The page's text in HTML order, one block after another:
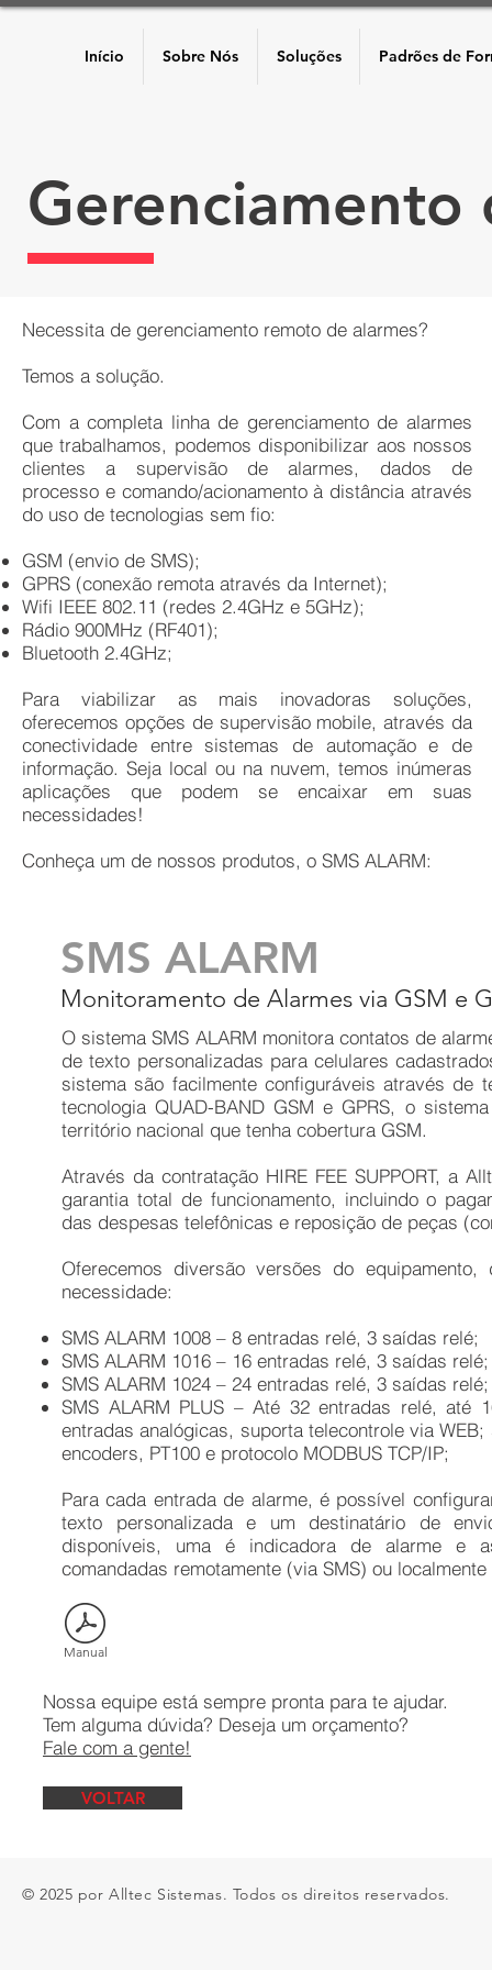
Início Sobre Nós Soluções Padrões de
Gerenciamento
Necessita de gerenciamento remoto de alarmes?
Temos a solução.
Com a completa linha de gerenciamento de alarmes
que trabalhamos, podemos disponibilizar aos nossos
clientes a supervisão de alarmes, dados de
processo e comando/acionamento à distância através
do uso de tecnologias sem fio:
GSM (envio de SMS);
GPRS (conexão remota através da Internet);
Wifi IEEE 802.11 (redes 2.4GHz e 5GHz);
Rádio 900MHz (RF401);
Bluetooth 2.4GHz;
Para viabilizar as mais inovadoras soluções,
oferecemos opções de supervisão mobile, através da
conectividade entre sistemas de automação e de
informação. Seja local ou na nuvem, temos inúmeras
aplicações que podem se encaixar em suas
necessidades!
Conheça um de nossos produtos, o SMS ALARM:
SMS ALARM
Monitoramento de Alarmes via GSM e
O sistema SMS ALARM monitora contatos de
de texto personalizadas para celulares
sistema são facilmente configuráveis através de
tecnologia QUAD-BAND GSM e GPRS, o
território nacional que tenha cobertura GSM.
Através da contratação HIRE FEE SUPPORT, a
garantia total de funcionamento, incluindo o
das despesas telefônicas e reposição de peças
Oferecemos diversão versões do
necessidade:
SMS ALARM 1008 – 8 entradas relé, 3 saídas relé;
SMS ALARM 1016 – 16 entradas relé, 3 saídas relé;
SMS ALARM 1024 – 24 entradas relé, 3 saídas relé;
SMS ALARM PLUS – Até 32 entradas relé, até
entradas analógicas, suporta telecontrole via
encoders, PT100 e protocolo MODBUS TCP/IP;
Para cada entrada de alarme, é possível
texto personalizada e um destinatário de
disponíveis, uma é indicadora de alarme e
comandadas remotamente (via SMS) ou
Manual
Nossa equipe está sempre pronta para te ajudar.
Tem alguma dúvida? Deseja um orçamento?
Fale com a gente!
VOLTAR
© 2025 por Alltec Sistemas. Todos os direitos reservados.